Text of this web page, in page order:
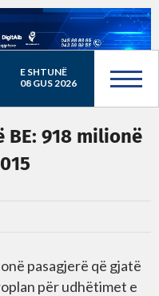
E SHTUNË
08 GUS 2026
BE: 918 milionë
pasagjerë që gjatë
për udhëtimet e